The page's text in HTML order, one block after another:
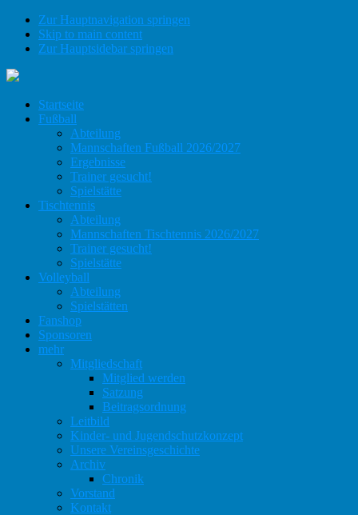
Zur Hauptnavigation springen
Skip to main content
Zur Hauptsidebar springen
Startseite
Fußball
Abteilung
Mannschaften Fußball 2026/2027
Ergebnisse
Trainer gesucht!
Spielstätte
Tischtennis
Abteilung
Mannschaften Tischtennis 2026/2027
Trainer gesucht!
Spielstätte
Volleyball
Abteilung
Spielstätten
Fanshop
Sponsoren
mehr
Mitgliedschaft
Mitglied werden
Satzung
Beitragsordnung
Leitbild
Kinder- und Jugendschutzkonzept
Unsere Vereinsgeschichte
Archiv
Chronik
Vorstand
Kontakt